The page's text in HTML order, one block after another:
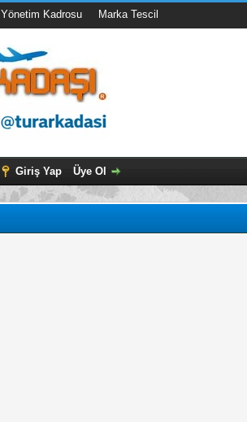
Yönetim Kadrosu Marka Tescil
Giriş Yap Üye Ol